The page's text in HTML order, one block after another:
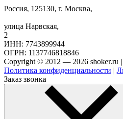
Россия, 125130, г. Москва,
улица Нарвская,
2
ИНН: 7743899944
ОГРН: 1137746818846
Copyright © 2012 — 2026 shoker.ru |
Политика конфиденциальности |
Заказ звонка